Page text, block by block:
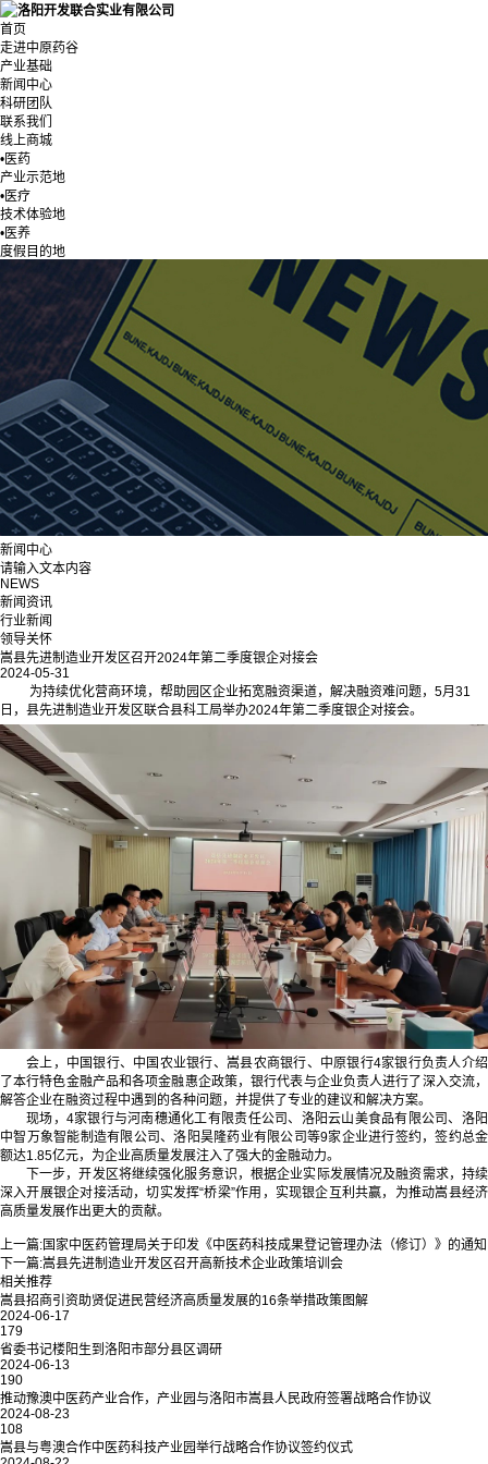
首页
走进中原药谷
产业基础
新闻中心
科研团队
联系我们
线上商城
•医药
产业示范地
•医疗
技术体验地
•医养
度假目的地
新闻中心
请输入文本内容
NEWS
新闻资讯
行业新闻
领导关怀
嵩县先进制造业开发区召开2024年第二季度银企对接会
2024-05-31
为持续优化营商环境，帮助园区企业拓宽融资渠道，解决融资难问题，5月31
日，县先进制造业开发区联合县科工局举办2024年第二季度银企对接会。
会上，中国银行、中国农业银行、嵩县农商银行、中原银行4家银行负责人介绍
了本行特色金融产品和各项金融惠企政策，银行代表与企业负责人进行了深入交流，
解答企业在融资过程中遇到的各种问题，并提供了专业的建议和解决方案。
现场，4家银行与河南穗通化工有限责任公司、洛阳云山美食品有限公司、洛阳
中智万象智能制造有限公司、洛阳昊隆药业有限公司等9家企业进行签约，签约总金
额达1.85亿元，为企业高质量发展注入了强大的金融动力。
下一步，开发区将继续强化服务意识，根据企业实际发展情况及融资需求，持续
深入开展银企对接活动，切实发挥“桥梁”作用，实现银企互利共赢，为推动嵩县经济
高质量发展作出更大的贡献。
上一篇:国家中医药管理局关于印发《中医药科技成果登记管理办法（修订）》的通知
下一篇:嵩县先进制造业开发区召开高新技术企业政策培训会
相关推荐
嵩县招商引资助贤促进民营经济高质量发展的16条举措政策图解
2024-06-17
179
省委书记楼阳生到洛阳市部分县区调研
2024-06-13
190
推动豫澳中医药产业合作，产业园与洛阳市嵩县人民政府签署战略合作协议
2024-08-23
108
嵩县与粤澳合作中医药科技产业园举行战略合作协议签约仪式